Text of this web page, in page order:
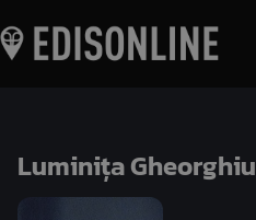
Luminița Gheorghiu